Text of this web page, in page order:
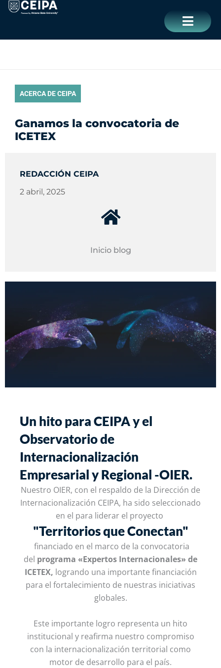
contenido
ACERCA DE CEIPA
Ganamos la convocatoria de
ICETEX
REDACCIÓN CEIPA
2 abril, 2025
Inicio blog
Un hito para CEIPA y el
Observatorio de
Internacionalización
Empresarial y Regional -OIER.
Nuestro OIER, con el respaldo de la Dirección de
Internacionalización CEIPA, ha sido seleccionado
en el para liderar el proyecto
"Territorios que Conectan"
financiado en el marco de la convocatoria
del programa «Expertos Internacionales» de
ICETEX, logrando una importante financiación
para el fortalecimiento de nuestras iniciativas
globales.
Este importante logro representa un hito
institucional y reafirma nuestro compromiso
con la internacionalización territorial como
motor de desarrollo para el país.